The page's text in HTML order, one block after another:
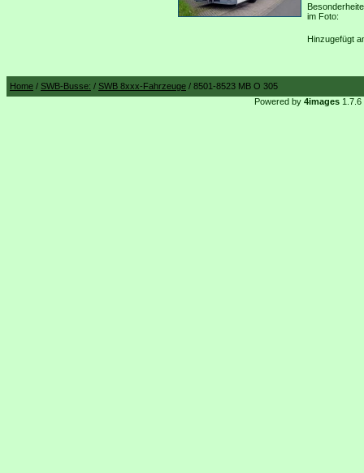
im Foto:
Hinzugefügt
Home / SWB-Busse: / SWB 8xxx-Fahrzeuge / 8501-8523 MB O 305
Powered by 4images1.7.6